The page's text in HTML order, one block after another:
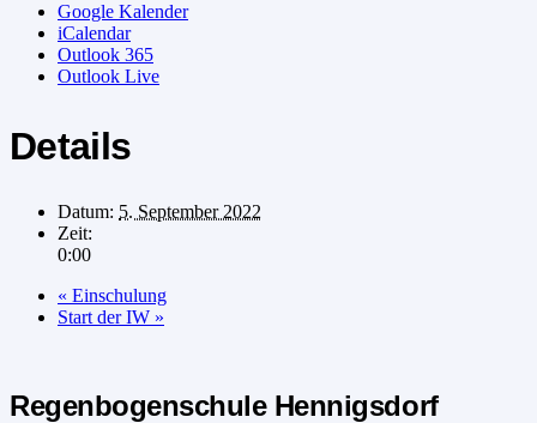
Google Kalender
iCalendar
Outlook 365
Outlook Live
Details
Datum: 5. September 2022
Zeit:
0:00
« Einschulung
Start der IW »
Regenbogenschule Hennigsdorf